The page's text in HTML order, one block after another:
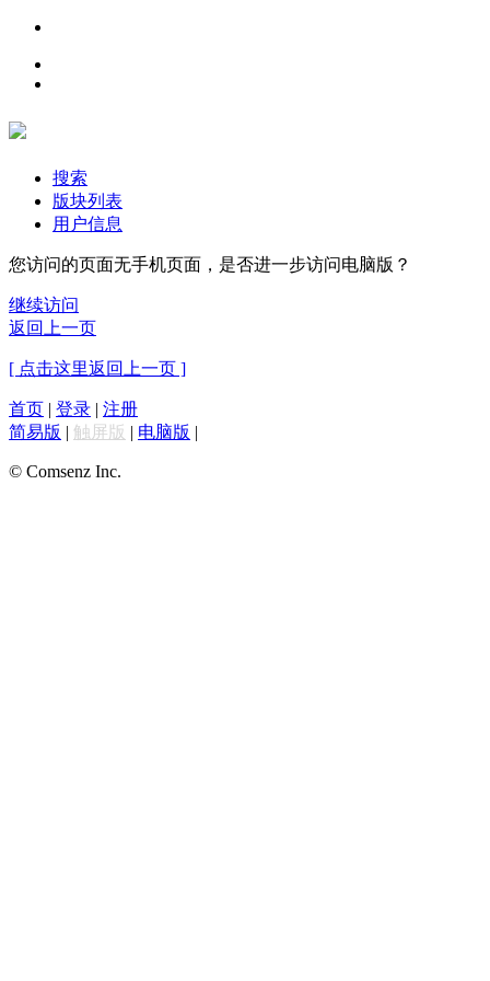
搜索
版块列表
用户信息
您访问的页面无手机页面，是否进一步访问电脑版？
继续访问
返回上一页
[ 点击这里返回上一页 ]
首页 | 登录 | 注册
简易版 | 触屏版 | 电脑版 |
© Comsenz Inc.